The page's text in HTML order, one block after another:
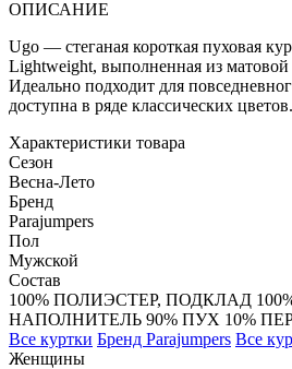
ОПИСАНИЕ
Ugo — стеганая короткая пуховая
Lightweight, выполненная из
Идеально подходит для
доступна в ряде классических цветов.
Характеристики товара
Сезон
Весна-Лето
Бренд
Parajumpers
Пол
Мужской
Состав
100% ПОЛИЭСТЕР, ПОДКЛАД
НАПОЛНИТЕЛЬ 90% ПУХ 10%
Все куртки Бренд Parajumpers Все
Женщины